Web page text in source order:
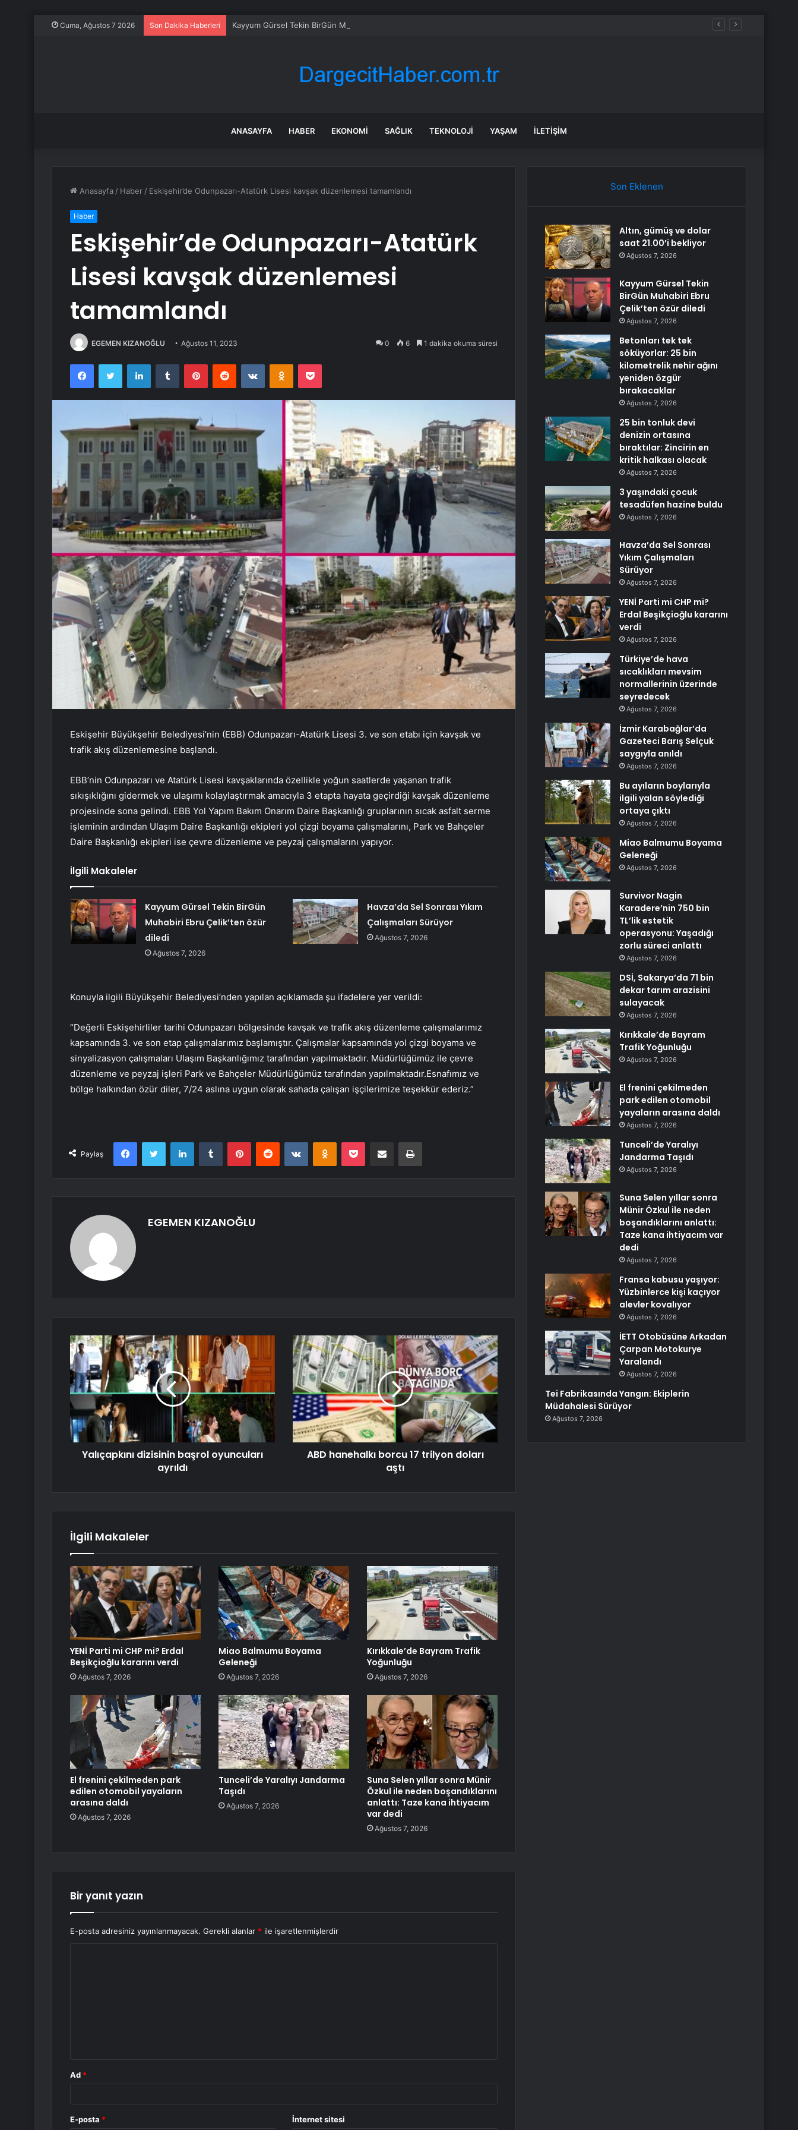
Cuma, Ağustos 7 2026 Son Dakika Haberleri Kayyum Gürsel Tekin BirGün Muhabiri Ebru Çelik’ten özür diledi
ANASAYFA HABER EKONOMI SAĞLIK TEKNOLOJI YAŞAM İLETIŞIM
Anasayfa / Haber / Eskişehir’de Odunpazarı-Atatürk Lisesi kavşak düzenlemesi tamamlandı
Haber
Eskişehir’de Odunpazarı-Atatürk
Lisesi kavşak düzenlemesi
tamamlandı
EGEMEN KIZANOĞLU Ağustos 11, 2023 0 6 1 dakika okuma süresi
FacebookTwitter LinkedInTumblr PinterestReddit VKontakteOdnoklassniki
Pocket
Eskişehir Büyükşehir Belediyesi’nin (EBB) Odunpazarı-Atatürk Lisesi 3. ve son etabı için kavşak ve
trafik akış düzenlemesine başlandı.
EBB’nin Odunpazarı ve Atatürk Lisesi kavşaklarında özellikle yoğun saatlerde yaşanan trafik
sıkışıklığını gidermek ve ulaşımı kolaylaştırmak amacıyla 3 etapta hayata geçirdiği kavşak düzenleme
projesinde sona gelindi. EBB Yol Yapım Bakım Onarım Daire Başkanlığı gruplarının sıcak asfalt serme
işleminin ardından Ulaşım Daire Başkanlığı ekipleri yol çizgi boyama çalışmalarını, Park ve Bahçeler
Daire Başkanlığı ekipleri ise çevre düzenleme ve peyzaj çalışmalarını yapıyor.
İlgili Makaleler
Kayyum Gürsel Tekin BirGün
Muhabiri Ebru Çelik’ten özür
diledi
Ağustos 7, 2026
Havza’da Sel Sonrası Yıkım
Çalışmaları Sürüyor
Ağustos 7, 2026
Konuyla ilgili Büyükşehir Belediyesi’nden yapılan açıklamada şu ifadelere yer verildi:
“Değerli Eskişehirliler tarihi Odunpazarı bölgesinde kavşak ve trafik akış düzenleme çalışmalarımız
kapsamında 3. ve son etap çalışmalarımız başlamıştır. Çalışmalar kapsamında yol çizgi boyama ve
sinyalizasyon çalışmaları Ulaşım Başkanlığımız tarafından yapılmaktadır. Müdürlüğümüz ile çevre
düzenleme ve peyzaj işleri Park ve Bahçeler Müdürlüğümüz tarafından yapılmaktadır.Esnafımız ve
bölge halkından özür diler, 7/24 aslına uygun olarak sahada çalışan işçilerimize teşekkür ederiz.”
Paylaş
FacebookTwitter LinkedInTumblr PinterestReddit VKontakteOdnoklassniki
Pocket E-Posta ile paylaş Yazdır
EGEMEN KIZANOĞLU
Yalıçapkını dizisinin başrol oyuncuları
ayrıldı
ABD hanehalkı borcu 17 trilyon doları
aştı
İlgili Makaleler
YENİ Parti mi CHP mi? Erdal
Beşikçioğlu kararını verdi
Ağustos 7, 2026
Miao Balmumu Boyama
Geleneği
Ağustos 7, 2026
Kırıkkale’de Bayram Trafik
Yoğunluğu
Ağustos 7, 2026
El frenini çekilmeden park
edilen otomobil yayaların
arasına daldı
Ağustos 7, 2026
Tunceli’de Yaralıyı Jandarma
Taşıdı
Ağustos 7, 2026
Suna Selen yıllar sonra Münir
Özkul ile neden boşandıklarını
anlattı: Taze kana ihtiyacım
var dedi
Ağustos 7, 2026
Bir yanıt yazın
E-posta adresiniz yayınlanmayacak. Gerekli alanlar * ile işaretlenmişlerdir
Ad *
E-posta * İnternet sitesi
Son Eklenen
Altın, gümüş ve dolar
saat 21.00’i bekliyor
Ağustos 7, 2026
Kayyum Gürsel Tekin
BirGün Muhabiri Ebru
Çelik’ten özür diledi
Ağustos 7, 2026
Betonları tek tek
söküyorlar: 25 bin
kilometrelik nehir ağını
yeniden özgür
bırakacaklar
Ağustos 7, 2026
25 bin tonluk devi
denizin ortasına
bıraktılar: Zincirin en
kritik halkası olacak
Ağustos 7, 2026
3 yaşındaki çocuk
tesadüfen hazine buldu
Ağustos 7, 2026
Havza’da Sel Sonrası
Yıkım Çalışmaları
Sürüyor
Ağustos 7, 2026
YENİ Parti mi CHP mi?
Erdal Beşikçioğlu kararını
verdi
Ağustos 7, 2026
Türkiye’de hava
sıcaklıkları mevsim
normallerinin üzerinde
seyredecek
Ağustos 7, 2026
İzmir Karabağlar’da
Gazeteci Barış Selçuk
saygıyla anıldı
Ağustos 7, 2026
Bu ayıların boylarıyla
ilgili yalan söylediği
ortaya çıktı
Ağustos 7, 2026
Miao Balmumu Boyama
Geleneği
Ağustos 7, 2026
Survivor Nagin
Karadere’nin 750 bin
TL’lik estetik
operasyonu: Yaşadığı
zorlu süreci anlattı
Ağustos 7, 2026
DSİ, Sakarya’da 71 bin
dekar tarım arazisini
sulayacak
Ağustos 7, 2026
Kırıkkale’de Bayram
Trafik Yoğunluğu
Ağustos 7, 2026
El frenini çekilmeden
park edilen otomobil
yayaların arasına daldı
Ağustos 7, 2026
Tunceli’de Yaralıyı
Jandarma Taşıdı
Ağustos 7, 2026
Suna Selen yıllar sonra
Münir Özkul ile neden
boşandıklarını anlattı:
Taze kana ihtiyacım var
dedi
Ağustos 7, 2026
Fransa kabusu yaşıyor:
Yüzbinlerce kişi kaçıyor
alevler kovalıyor
Ağustos 7, 2026
İETT Otobüsüne Arkadan
Çarpan Motokurye
Yaralandı
Ağustos 7, 2026
Tei Fabrikasında Yangın: Ekiplerin
Müdahalesi Sürüyor
Ağustos 7, 2026